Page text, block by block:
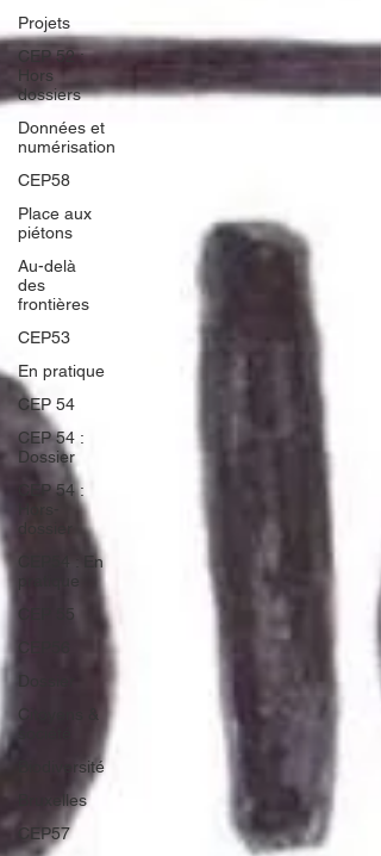
Projets
CEP 52 :
Hors
dossiers
Données et
numérisation
CEP58
Place aux
piétons
Au-delà
des
frontières
CEP53
En pratique
CEP 54
CEP 54 :
Dossier
CEP 54 :
CEP54 : En
CEP 55
Citoyens &
Biodiversité
Bruxelles
CEP57